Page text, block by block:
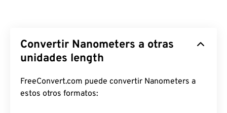
Convertir Nanometers a otras
unidades length
FreeConvert.com puede convertir Nanometers a
estos otros formatos: